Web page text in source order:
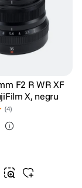
F2 R WR XF
X, negru
(4)